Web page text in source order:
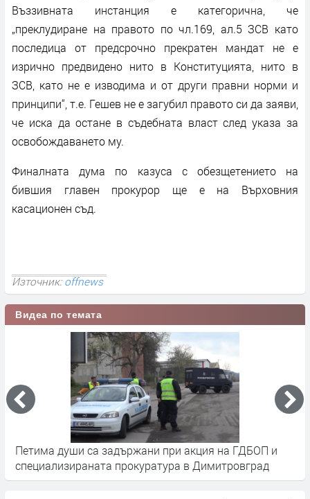
Въззивната инстанция е категорична, че
„преклудиране на правото по чл.169, ал.5 ЗСВ като
последица от предсрочно прекратен мандат не е
изрично предвидено нито в Конституцията, нито в
ЗСВ, като не е изводима и от други правни норми и
принципи“, т.е. Гешев не е загубил правото си да заяви,
че иска да остане в съдебната власт след указа за
освобождаването му.
Финалната дума по казуса с обезщетението на
бившия главен прокурор ще е на Върховния
касационен съд.
Източник:offnews
Видеа по темата
при акция на ГДБОП и
в Димитровград
Прокурори и вещи лица